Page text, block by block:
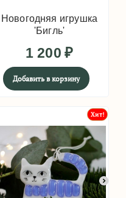
Новогодняя игрушка
'Бигль'
1 200 ₽
Добавить в корзину
Хит!